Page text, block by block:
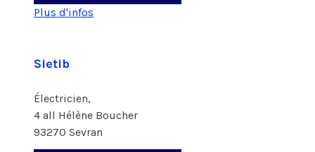
Plus d'infos
Sietib
Électricien,
4 all Hélène Boucher
93270 Sevran